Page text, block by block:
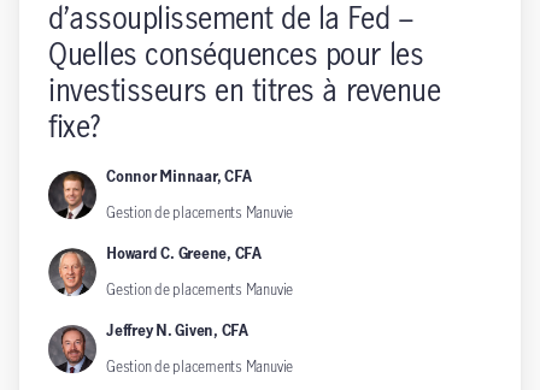
d’assouplissement de la Fed –
Quelles conséquences pour les
investisseurs en titres à revenue
fixe?
Connor Minnaar, CFA
Gestion de placements Manuvie
Howard C. Greene, CFA
Gestion de placements Manuvie
Jeffrey N. Given, CFA
Gestion de placements Manuvie